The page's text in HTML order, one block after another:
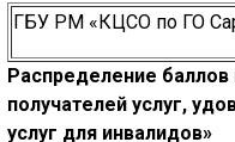
ГБУ РМ «КЦСО по ГО
Распределение
получателей услуг,
услуг для инвалидов»